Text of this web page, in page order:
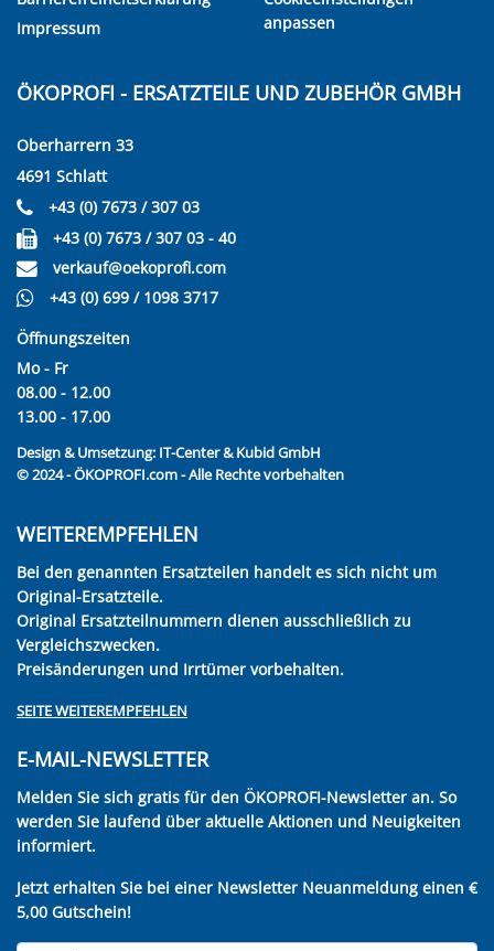
Impressum
anpassen
ÖKOPROFI - ERSATZTEILE UND ZUBEHÖR GMBH
Oberharrern 33
4691 Schlatt
+43 (0) 7673 / 307 03
+43 (0) 7673 / 307 03 - 40
verkauf@oekoprofi.com
+43 (0) 699 / 1098 3717
Öffnungszeiten
Mo - Fr
08.00 - 12.00
13.00 - 17.00
Design & Umsetzung: IT-Center & Kubid GmbH
© 2024 - ÖKOPROFI.com - Alle Rechte vorbehalten
WEITEREMPFEHLEN
Bei den genannten Ersatzteilen handelt es sich nicht um
Original-Ersatzteile.
Original Ersatzteilnummern dienen ausschließlich zu
Vergleichszwecken.
Preisänderungen und Irrtümer vorbehalten.
SEITE WEITEREMPFEHLEN
E-MAIL-NEWSLETTER
Melden Sie sich gratis für den ÖKOPROFI-Newsletter an. So
werden Sie laufend über aktuelle Aktionen und Neuigkeiten
informiert.
Jetzt erhalten Sie bei einer Newsletter Neuanmeldung einen €
5,00 Gutschein!